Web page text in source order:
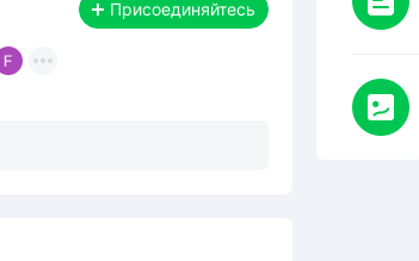
Присоединяйтесь